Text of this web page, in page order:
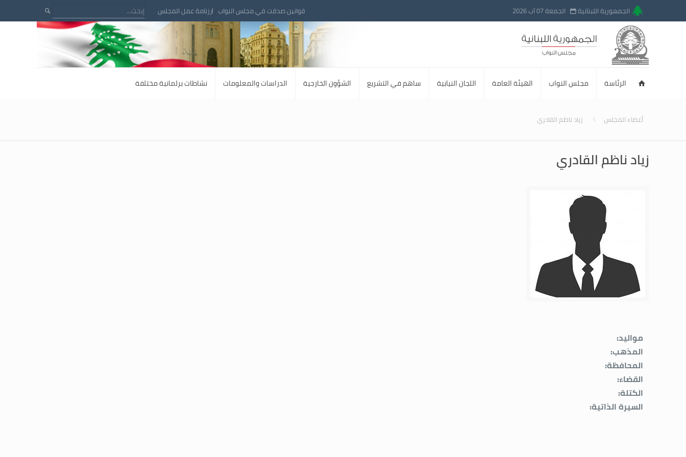
الجمهورية اللبنانية الجمعة 07 آب 2026 قوانين صدقت في مجلس النواب رزنامة عمل المجلس
الرئاسة مجلس النواب الهيئة العامة اللجان النيابية ساهم في التشريع الشؤون الخارجية الدراسات والمعلومات نشاطات برلمانية مختلفة
أعضاء المجلس زياد ناظم القادري
زياد ناظم القادري
مواليد:
المذهب:
المحافظة:
القضاء:
الكتلة:
السيرة الذاتية: